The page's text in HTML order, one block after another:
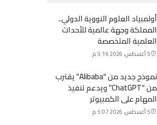
أولمبياد العلوم النووية الدولي..
المملكة وجهة عالمية للأحداث
العلمية المتخصصة
5 أغسطس، 2026 5:16 م
نموذج جديد من “Alibaba” يقترب
من “ChatGPT” ويدعم تنفيذ
المهام على الكمبيوتر
5 أغسطس، 2026 5:07 م